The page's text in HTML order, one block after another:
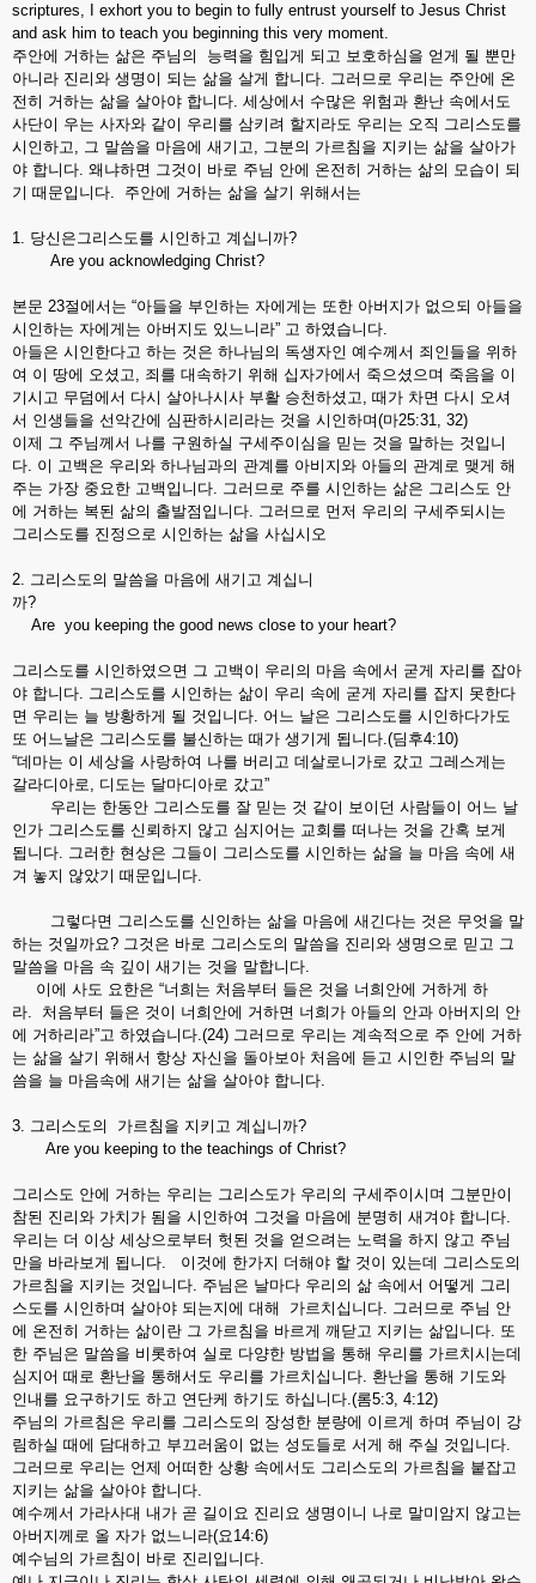
scriptures, I exhort you to begin to fully entrust yourself to Jesus Christ
and ask him to teach you beginning this very moment.
주안에 거하는 삶은 주님의 능력을 힘입게 되고 보호하심을 얻게 될 뿐만
아니라 진리와 생명이 되는 삶을 살게 합니다. 그러므로 우리는 주안에 온
전히 거하는 삶을 살아야 합니다. 세상에서 수많은 위험과 환난 속에서도
사단이 우는 사자와 같이 우리를 삼키려 할지라도 우리는 오직 그리스도를
시인하고, 그 말씀을 마음에 새기고, 그분의 가르침을 지키는 삶을 살아가
야 합니다. 왜냐하면 그것이 바로 주님 안에 온전히 거하는 삶의 모습이 되
기 때문입니다. 주안에 거하는 삶을 살기 위해서는
1. 당신은그리스도를 시인하고 계십니까?
Are you acknowledging Christ?
본문 23절에서는 “아들을 부인하는 자에게는 또한 아버지가 없으되 아들을
시인하는 자에게는 아버지도 있느니라” 고 하였습니다.
아들은 시인한다고 하는 것은 하나님의 독생자인 예수께서 죄인들을 위하
여 이 땅에 오셨고, 죄를 대속하기 위해 십자가에서 죽으셨으며 죽음을 이
기시고 무덤에서 다시 살아나시사 부활 승천하셨고, 때가 차면 다시 오셔
서 인생들을 선악간에 심판하시리라는 것을 시인하며(마25:31, 32)
이제 그 주님께서 나를 구원하실 구세주이심을 믿는 것을 말하는 것입니
다. 이 고백은 우리와 하나님과의 관계를 아비지와 아들의 관계로 맺게 해
주는 가장 중요한 고백입니다. 그러므로 주를 시인하는 삶은 그리스도 안
에 거하는 복된 삶의 출발점입니다. 그러므로 먼저 우리의 구세주되시는
그리스도를 진정으로 시인하는 삶을 사십시오
2. 그리스도의 말씀을 마음에 새기고 계십니
까?
Are you keeping the good news close to your heart?
그리스도를 시인하였으면 그 고백이 우리의 마음 속에서 굳게 자리를 잡아
야 합니다. 그리스도를 시인하는 삶이 우리 속에 굳게 자리를 잡지 못한다
면 우리는 늘 방황하게 될 것입니다. 어느 날은 그리스도를 시인하다가도
또 어느날은 그리스도를 불신하는 때가 생기게 됩니다.(딤후4:10)
“데마는 이 세상을 사랑하여 나를 버리고 데살로니가로 갔고 그레스게는
갈라디아로, 디도는 달마디아로 갔고”
우리는 한동안 그리스도를 잘 믿는 것 같이 보이던 사람들이 어느 날
인가 그리스도를 신뢰하지 않고 심지어는 교회를 떠나는 것을 간혹 보게
됩니다. 그러한 현상은 그들이 그리스도를 시인하는 삶을 늘 마음 속에 새
겨 놓지 않았기 때문입니다.
그렇다면 그리스도를 신인하는 삶을 마음에 새긴다는 것은 무엇을 말
하는 것일까요? 그것은 바로 그리스도의 말씀을 진리와 생명으로 믿고 그
말씀을 마음 속 깊이 새기는 것을 말합니다.
이에 사도 요한은 “너희는 처음부터 들은 것을 너희안에 거하게 하
라. 처음부터 들은 것이 너희안에 거하면 너희가 아들의 안과 아버지의 안
에 거하리라”고 하였습니다.(24) 그러므로 우리는 계속적으로 주 안에 거하
는 삶을 살기 위해서 항상 자신을 돌아보아 처음에 듣고 시인한 주님의 말
씀을 늘 마음속에 새기는 삶을 살아야 합니다.
3. 그리스도의 가르침을 지키고 계십니까?
Are you keeping to the teachings of Christ?
그리스도 안에 거하는 우리는 그리스도가 우리의 구세주이시며 그분만이
참된 진리와 가치가 됨을 시인하여 그것을 마음에 분명히 새겨야 합니다.
우리는 더 이상 세상으로부터 헛된 것을 얻으려는 노력을 하지 않고 주님
만을 바라보게 됩니다. 이것에 한가지 더해야 할 것이 있는데 그리스도의
가르침을 지키는 것입니다. 주님은 날마다 우리의 삶 속에서 어떻게 그리
스도를 시인하며 살아야 되는지에 대해 가르치십니다. 그러므로 주님 안
에 온전히 거하는 삶이란 그 가르침을 바르게 깨닫고 지키는 삶입니다. 또
한 주님은 말씀을 비롯하여 실로 다양한 방법을 통해 우리를 가르치시는데
심지어 때로 환난을 통해서도 우리를 가르치십니다. 환난을 통해 기도와
인내를 요구하기도 하고 연단케 하기도 하십니다.(롬5:3, 4:12)
주님의 가르침은 우리를 그리스도의 장성한 분량에 이르게 하며 주님이 강
림하실 때에 담대하고 부끄러움이 없는 성도들로 서게 해 주실 것입니다.
그러므로 우리는 언제 어떠한 상황 속에서도 그리스도의 가르침을 붙잡고
지키는 삶을 살아야 합니다.
예수께서 가라사대 내가 곧 길이요 진리요 생명이니 나로 말미암지 않고는
아버지께로 올 자가 없느니라(요14:6)
예수님의 가르침이 바로 진리입니다.